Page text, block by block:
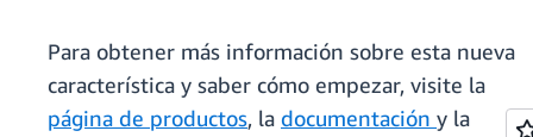
Para obtener más información sobre esta nueva
característica y saber cómo empezar, visite la
página de productos, la documentación y la